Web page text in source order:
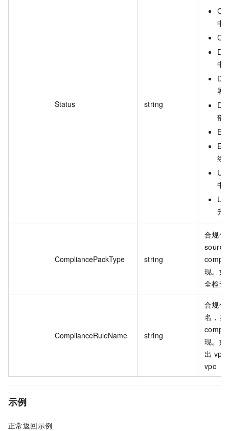
Status string
中
中
署
部
续
中
升
CompliancePackType string
合规包
现。如
全检查
ComplianceRuleName string
合规包
名，
现。如
出
vpc
示例
正常返回示例